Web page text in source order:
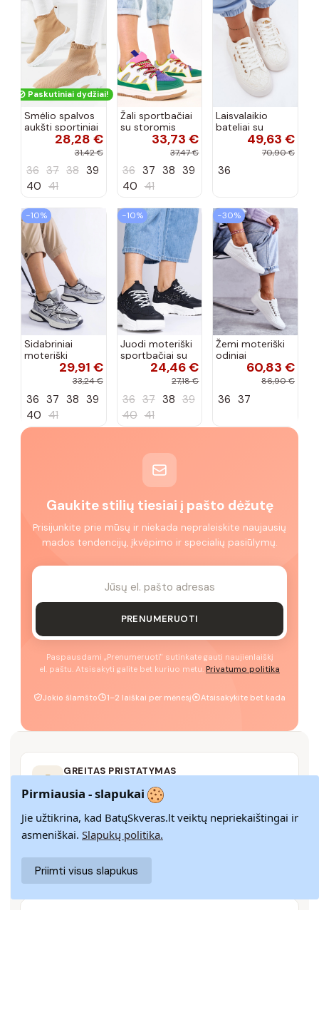
Paskutiniai dydžiai!
Smėlio spalvos
aukšti sportiniai
bateliai,28,28 €
31,42 €
36 37 38 39
40 41
Žali sportbačiai
su storomis
raištelėmis33,73 €
37,47 €
36 37 38 39
40 41
Laisvalaikio
bateliai su
nėriniais Lee
Cooper LCIN-
baltos spalvos
49,63 €
70,90 €
36
−10%
Sidabriniai
moteriški
sportbačiai su
29,91 €
33,24 €
36 37 38 39
40 41
−10%
Juodi moteriški
sportbačiai su
blizgučiais24,46 €
27,18 €
36 37 38 39
40 41
−30%
Žemi moteriški
odiniai
sportbačiai Big
Star KK274005
60,83 €
86,90 €
36 37
Gaukite stilių tiesiai į pašto dėžutę
Prisijunkite prie mūsų ir niekada nepraleiskite naujausių
mados tendencijų, įkvėpimo ir specialių pasiūlymų.
PRENUMERUOTI
Paspausdami „Prenumeruoti" sutinkate gauti naujienlaiškį
el. paštu. Atsisakyti galite bet kuriuo metu. Privatumo politika
Jokio šlamšto 1–2 laiškai per mėnesį Atsisakykite bet kada
GREITAS PRISTATYMAS
14 DIENŲ GRĄŽINIMAS
Paprastas grąžinimas paštomatais su pinigų
grąžinimo garantija
Pirmiausia - slapukai
Jie užtikrina, kad BatųSkveras.lt veiktų nepriekaištingai ir
asmeniškai. Slapukų politika.
Priimti visus slapukus